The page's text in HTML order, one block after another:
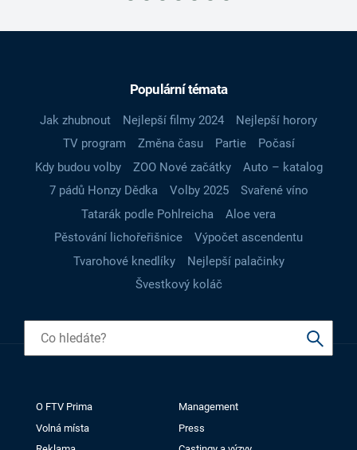
Populární témata
Jak zhubnout Nejlepší filmy 2024
Nejlepší horory
TV program
Změna času Partie
Počasí
Kdy budou volby
ZOO Nové začátky
Auto – katalog
7 pádů Honzy Dědka
Volby 2025
Svařené víno
Tatarák podle Pohlreicha
Aloe vera
Pěstování lichořeřišnice
Výpočet ascendentu
Tvarohové knedlíky
Nejlepší palačinky
Švestkový koláč
O FTV Prima
Management
Volná místa
Press